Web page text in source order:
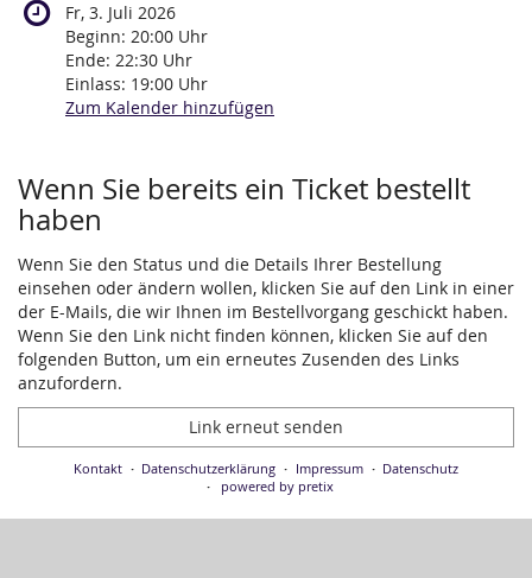
Fr, 3. Juli 2026
Beginn: 20:00 Uhr
Ende: 22:30 Uhr
Einlass: 19:00 Uhr
Zum Kalender hinzufügen
Wenn Sie bereits ein Ticket bestellt
haben
Wenn Sie den Status und die Details Ihrer Bestellung
einsehen oder ändern wollen, klicken Sie auf den Link in einer
der E-Mails, die wir Ihnen im Bestellvorgang geschickt haben.
Wenn Sie den Link nicht finden können, klicken Sie auf den
folgenden Button, um ein erneutes Zusenden des Links
anzufordern.
Link erneut senden
Kontakt Datenschutzerklärung Impressum
Datenschutz
powered by pretix